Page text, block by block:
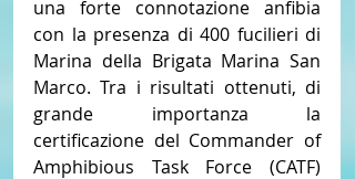
una forte connotazione anfibia
con la presenza di 400 fucilieri di
Marina della Brigata Marina San
Marco. Tra i risultati ottenuti, di
grande importanza la
certificazione del Commander of
Amphibious Task Force (CATF)